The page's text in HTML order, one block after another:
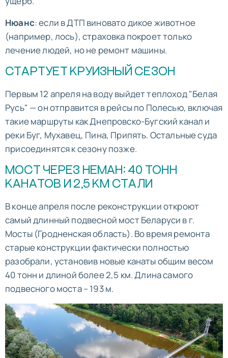
Нюанс: если в ДТП виновато дикое животное
(например, лось), страховка покроет только
лечение людей, но не ремонт машины.
СТАРТУЕТ КРУИЗНЫЙ СЕЗОН
Первым 12 апреля на воду выйдет теплоход "Белая
Русь" — он отправится в рейсы по Полесью, включая
такие маршруты как Днепровско-Бугский канал и
реки Буг, Мухавец, Пина, Припять. Остальные суда
присоединятся к сезону позже.
МОСТ ЧЕРЕЗ НЕМАН: 40 ТОНН
КАНАТОВ И 2,5 КМ СТАЛИ
В конце апреля после реконструкции откроют
самый длинный подвесной мост Беларуси в г.
Мосты (Гродненская область). Во время ремонта
старые конструкции фактически полностью
разобрали, установив новые канаты общим весом
40 тонн и длиной более 2,5 км. Длина самого
подвесного моста – 193 м.